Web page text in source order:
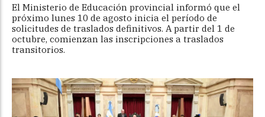
El Ministerio de Educación provincial informó que el
próximo lunes 10 de agosto inicia el período de
solicitudes de traslados definitivos. A partir del 1 de
octubre, comienzan las inscripciones a traslados
transitorios.